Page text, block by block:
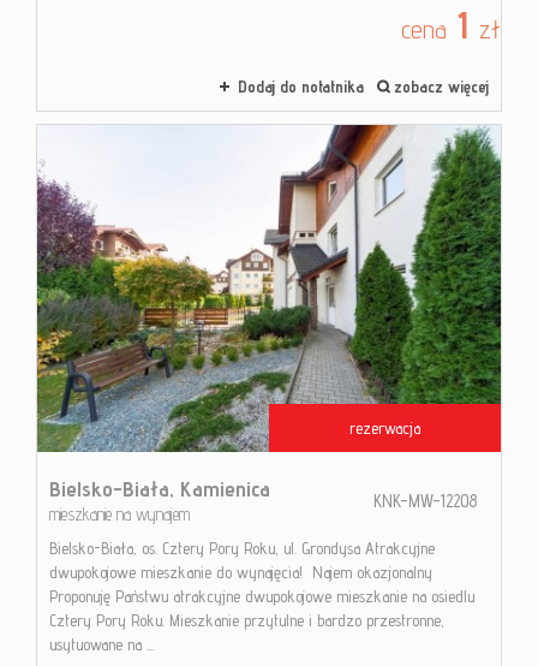
cena 1 zł
Dodaj do notatnika zobacz więcej
rezerwacja
Bielsko-Biała, Kamienica
mieszkanie na wynajem
KNK-MW-12208
Bielsko-Biała, os. Cztery Pory Roku, ul. Grondysa Atrakcyjne
dwupokojowe mieszkanie do wynajęcia! Najem okazjonalny
Proponuję Państwu atrakcyjne dwupokojowe mieszkanie na osiedlu
Cztery Pory Roku. Mieszkanie przytulne i bardzo przestronne,
usytuowane na ...